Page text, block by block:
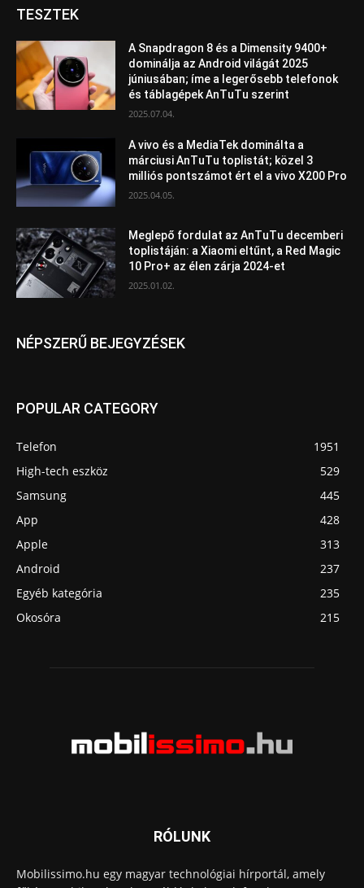
TESZTEK
A Snapdragon 8 és a Dimensity 9400+
dominálja az Android világát 2025
júniusában; íme a legerősebb telefonok
és táblagépek AnTuTu szerint
2025.07.04.
A vivo és a MediaTek dominálta a
márciusi AnTuTu toplistát; közel 3
milliós pontszámot ért el a vivo X200 Pro
2025.04.05.
Meglepő fordulat az AnTuTu decemberi
toplistáján: a Xiaomi eltűnt, a Red Magic
10 Pro+ az élen zárja 2024-et
2025.01.02.
NÉPSZERŰ BEJEGYZÉSEK
POPULAR CATEGORY
Telefon
1951
High-tech eszköz
529
Samsung
445
App
428
Apple
313
Android
237
Egyéb kategória
235
Okosóra
215
RÓLUNK
Mobilissimo.hu egy magyar technológiai hírportál, amely